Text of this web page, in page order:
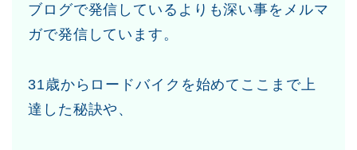
ブログで発信しているよりも深い事をメルマ
ガで発信しています。
31歳からロードバイクを始めてここまで上
達した秘訣や、